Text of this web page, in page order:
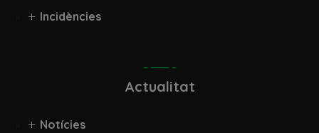
Incidències
Actualitat
Notícies